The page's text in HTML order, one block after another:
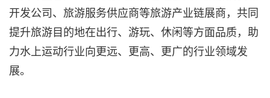
开发公司、旅游服务供应商等旅游产业链展商，共同
提升旅游目的地在出行、游玩、休闲等方面品质，助
力水上运动行业向更远、更高、更广的行业领域发
展。